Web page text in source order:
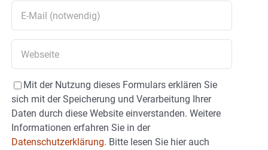
Mit der Nutzung dieses Formulars erklären Sie
sich mit der Speicherung und Verarbeitung Ihrer
Daten durch diese Website einverstanden. Weitere
Informationen erfahren Sie in der
Datenschutzerklärung. Bitte lesen Sie hier auch